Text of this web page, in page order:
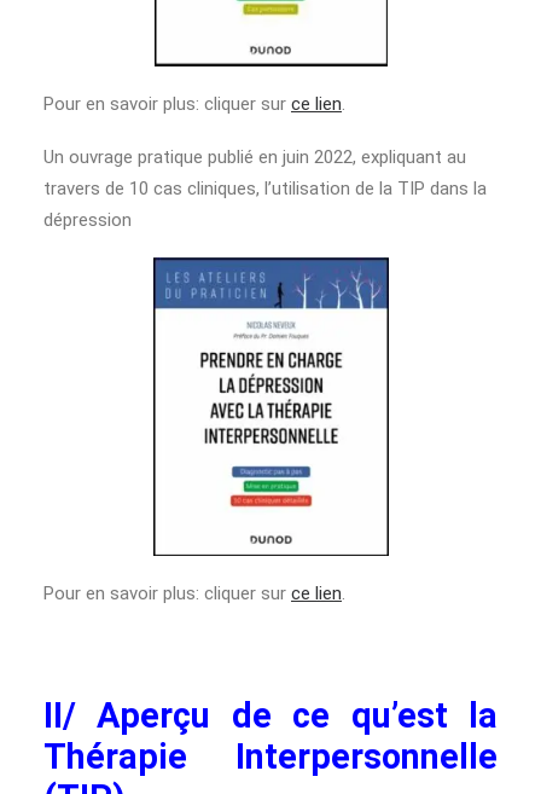
Pour en savoir plus: cliquer sur ce lien.
Un ouvrage pratique publié en juin 2022, expliquant au
travers de 10 cas cliniques, l’utilisation de la TIP dans la
dépression
Pour en savoir plus: cliquer sur ce lien.
II/ Aperçu de ce qu’est la
Thérapie Interpersonnelle